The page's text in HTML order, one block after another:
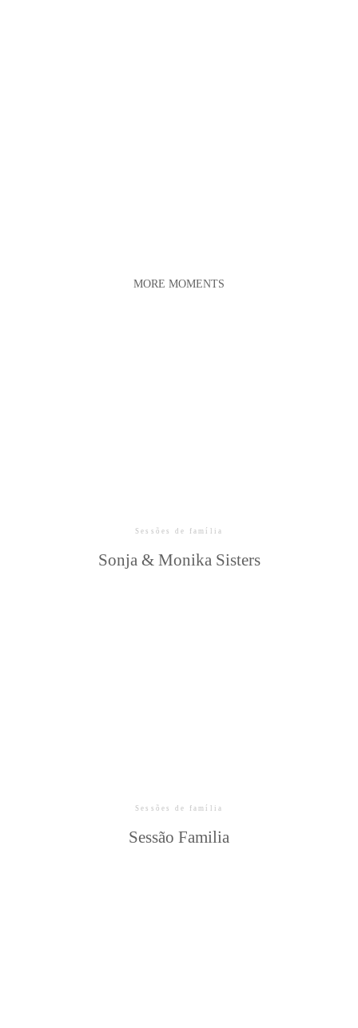
MORE MOMENTS
Sessões de família
Sonja & Monika Sisters
Sessões de família
Sessão Familia